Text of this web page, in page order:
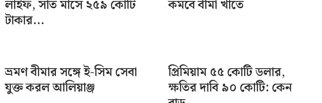
লাইফ, সাত মাসে ২৫৯ কোটি
টাকার...
কমবে বীমা খাতে
ভ্রমণ বীমার সঙ্গে ই-সিম সেবা
যুক্ত করল আলিয়াঞ্জ
প্রিমিয়াম ৫৫ কোটি ডলার,
ক্ষতির দাবি ৯০ কোটি: কেন